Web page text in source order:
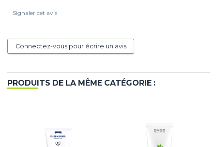
Signaler cet avis
Connectez-vous pour écrire un avis
PRODUITS DE LA MÊME CATÉGORIE :